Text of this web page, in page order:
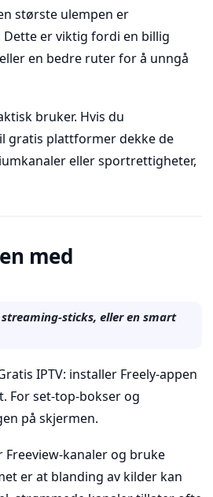
største ulempen er
er viktig fordi en billig
en bedre ruter for å unngå
bruker. Hvis du
gratis plattformer dekke de
eller sportrettigheter,
med
sticks, eller en smart
IPTV: installer Freely-appen
For set-top-bokser og
på skjermen.
kanaler og bruke
er at blanding av kilder kan